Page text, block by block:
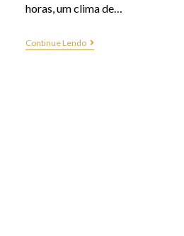
horas, um clima de…
Continue Lendo